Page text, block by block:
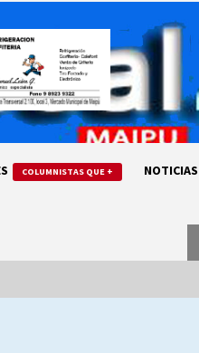
COLUMNISTAS QUE +